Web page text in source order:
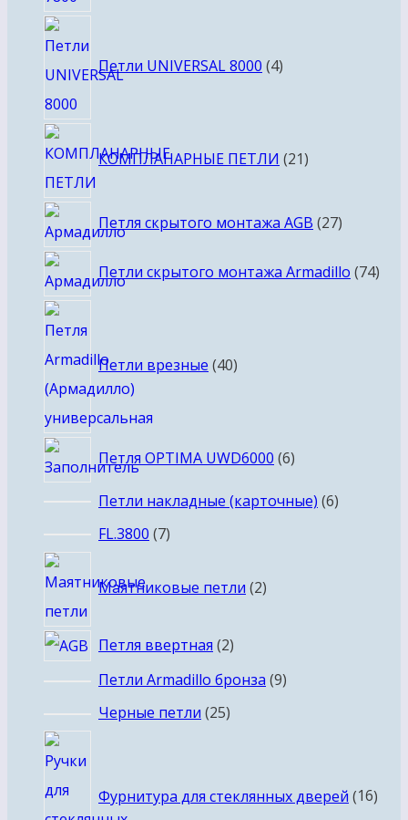
Петли UNIVERSAL 8000 4товара
КОМПЛАНАРНЫЕ ПЕТЛИ 21товар
Петля скрытого монтажа AGB 2727
Петли скрытого монтажа Armadillo 7474
Петли врезные 40
Петля OPTIMA UWD6000 66
Петли накладные (карточные) 66
FL.3800 77
Маятниковые петли 2товара
Петля ввертная 22
товара
Петли Armadillo бронза 99
Черные петли 2525
Фурнитура для стеклянных дверей 16